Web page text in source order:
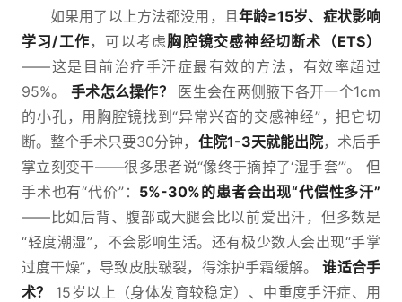
如果用了以上方法都没用，且年龄≥15岁、症状影响
学习/工作 ，可以考虑胸腔镜交感神经切断术（ETS）
——这是目前治疗手汗症最有效的方法，有效率超过
95%。 手术怎么操作？
医生会在两侧腋下各开一个1cm
的小孔，用胸腔镜找到“异常兴奋的交感神经”，把它切
断。整个手术只要30分钟， 住院1-3天就能出院，术后手
掌立刻变干——很多患者说“像终于摘掉了‘湿手套’”。 但
手术也有“代价”： 5%-30%的患者会出现“代偿性多汗”
——比如后背、腹部或大腿会比以前爱出汗，但多数是
“轻度潮湿”，不会影响生活。还有极少数人会出现“手掌
过度干燥”，导致皮肤皲裂，得涂护手霜缓解。谁适合手
术？
15岁以上（身体发育较稳定）、中重度手汗症、用